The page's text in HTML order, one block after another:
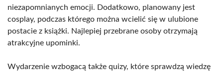
niezapomnianych emocji. Dodatkowo, planowany jest
cosplay, podczas którego można wcielić się w ulubione
postacie z książki. Najlepiej przebrane osoby otrzymają
atrakcyjne upominki.
Wydarzenie wzbogacą także quizy, które sprawdzą wiedzę